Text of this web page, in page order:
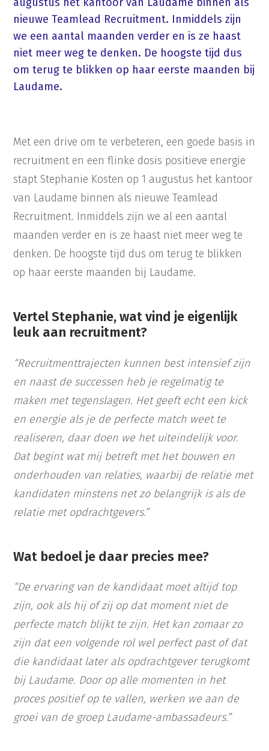
nieuwe Teamlead Recruitment. Inmiddels zijn
we een aantal maanden verder en is ze haast
niet meer weg te denken. De hoogste tijd dus
om terug te blikken op haar eerste maanden bij
Laudame.
Met een drive om te verbeteren, een goede basis in
recruitment en een flinke dosis positieve energie
stapt Stephanie Kosten op 1 augustus het kantoor
van Laudame binnen als nieuwe Teamlead
Recruitment. Inmiddels zijn we al een aantal
maanden verder en is ze haast niet meer weg te
denken. De hoogste tijd dus om terug te blikken
op haar eerste maanden bij Laudame.
Vertel Stephanie, wat vind je eigenlijk
leuk aan recruitment?
“Recruitmenttrajecten kunnen best intensief zijn
en naast de successen heb je regelmatig te
maken met tegenslagen. Het geeft echt een kick
en energie als je de perfecte match weet te
realiseren, daar doen we het uiteindelijk voor.
Dat begint wat mij betreft met het bouwen en
onderhouden van relaties, waarbij de relatie met
kandidaten minstens net zo belangrijk is als de
relatie met opdrachtgevers.”
Wat bedoel je daar precies mee?
“De ervaring van de kandidaat moet altijd top
zijn, ook als hij of zij op dat moment niet de
perfecte match blijkt te zijn. Het kan zomaar zo
zijn dat een volgende rol wel perfect past of dat
die kandidaat later als opdrachtgever terugkomt
bij Laudame. Door op alle momenten in het
proces positief op te vallen, werken we aan de
groei van de groep Laudame-ambassadeurs.”